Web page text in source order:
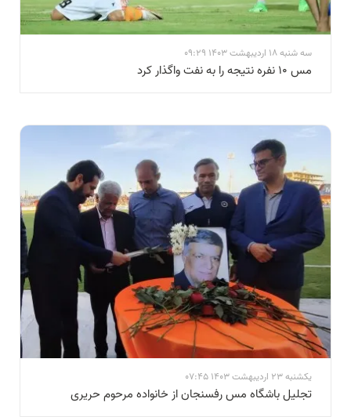
سه شنبه 18 اردیبهشت 1403 09:29
مس ۱۰ نفره نتیجه را به نفت واگذار کرد
یکشنبه 23 اردیبهشت 1403 07:45
تجلیل باشگاه مس رفسنجان از خانواده مرحوم حریری